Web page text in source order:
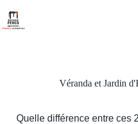
Véranda et Jardin
Quelle différence entre ces